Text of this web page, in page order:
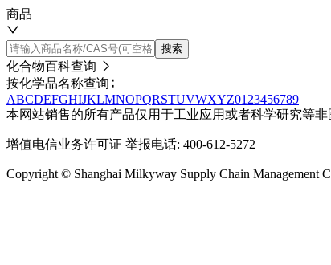
商品
搜索
化合物百科查询
按化学品名称查询∶
ABCDEFGHIJKLMNOPQRSTUVWXYZ01 23456789
本网站销售的所有产品仅用于工业应用或者科学研究等
增值电信业务许可证 举报电话: 400-612-5272
Copyright © Shanghai Milkyway Supply Chain